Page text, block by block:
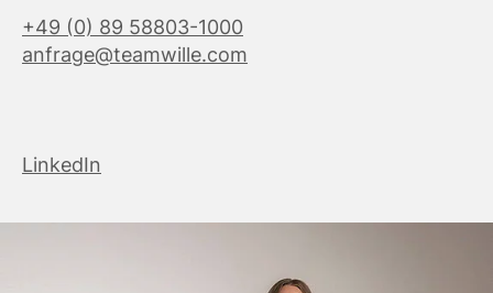
+49 (0) 89 58803-1000
anfrage@teamwille.com
LinkedIn